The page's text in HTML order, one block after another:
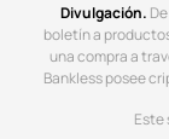
Divulgación.
boletín a
una compra a
Bankless posee
Este